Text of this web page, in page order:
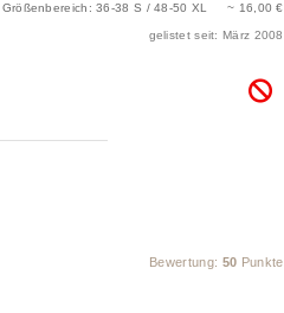
Größenbereich: 36-38 S / 48-50 XL ~ 16,00 €
gelistet seit: März 2008
Bewertung: 50 Punkte